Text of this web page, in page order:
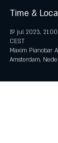
Time &
19 jul 2023,
CEST
Maxim Pianobar
Amsterdam,